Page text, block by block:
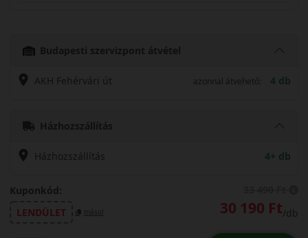
Budapesti szervizpont átvétel
AKH Fehérvári út azonnal átvehető: 4 db
Házhozszállítás
Házhozszállítás 4+ db
Kuponkód:
LENDÜLET
másol 30 190 Ft/db